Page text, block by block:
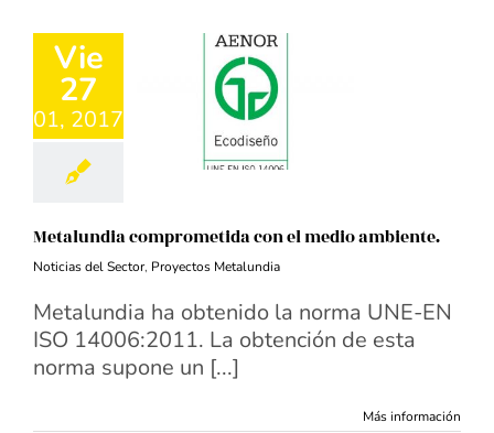
Vie
27
01, 2017
comprometida con el
Metalundia comprometida con el medio ambiente.
Noticias del Sector, Proyectos Metalundia
Metalundia ha obtenido la norma UNE-EN
ISO 14006:2011. La obtención de esta
norma supone un [...]
Más información